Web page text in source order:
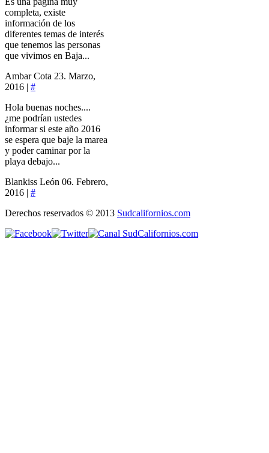
completa, existe
información de los
diferentes temas de interés
que tenemos las personas
que vivimos en Baja...
Ambar Cota 23. Marzo,
2016 | #
Hola buenas noches....
¿me podrían ustedes
informar si este año 2016
se espera que baje la marea
y poder caminar por la
playa debajo...
Blankiss León 06. Febrero,
2016 | #
Derechos reservados © 2013 Sudcalifornios.com